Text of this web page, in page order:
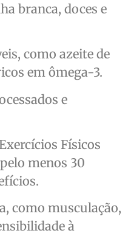
branca, doces e
como azeite de
em ômega-3.
e
Físicos
menos 30
como musculação,
à